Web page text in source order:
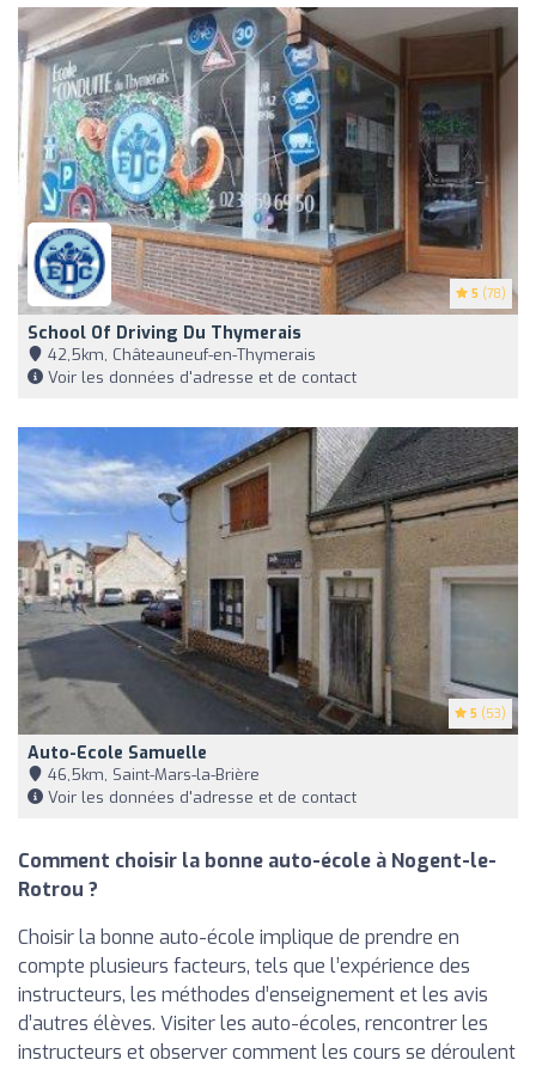
5 (78)
School Of Driving Du Thymerais
42,5km, Châteauneuf-en-Thymerais
Voir les données d'adresse et de contact
5 (53)
Auto-Ecole Samuelle
46,5km, Saint-Mars-la-Brière
Voir les données d'adresse et de contact
Comment choisir la bonne auto-école à Nogent-le-
Rotrou ?
Choisir la bonne auto-école implique de prendre en
compte plusieurs facteurs, tels que l’expérience des
instructeurs, les méthodes d’enseignement et les avis
d’autres élèves. Visiter les auto-écoles, rencontrer les
instructeurs et observer comment les cours se déroulent